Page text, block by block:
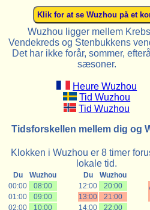
Wuzhou ligger mellem
Vendekreds og Stenbukkens
Det har ikke forår, sommer,
sæsoner.
Heure Wuzhou
Tid Wuzhou
Tid Wuzhou
Tidsforskellen mellem dig og
Klokken i Wuzhou er 8 timer
lokale tid.
Du Wuzhou Du
Wuzhou
00:00
08:00 12:00 20:00
01:00 09:00 13:00
21:00
02:00
10:00 14:00 22:00